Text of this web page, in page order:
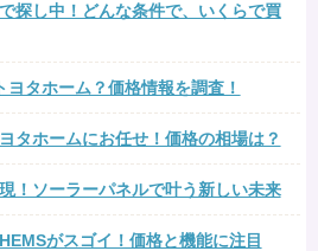
探し中！どんな条件で、いくらで買
タホーム？価格情報を調査！
タホームにお任せ！価格の相場は？
！ソーラーパネルで叶う新しい未来
がスゴイ！価格と機能に注目